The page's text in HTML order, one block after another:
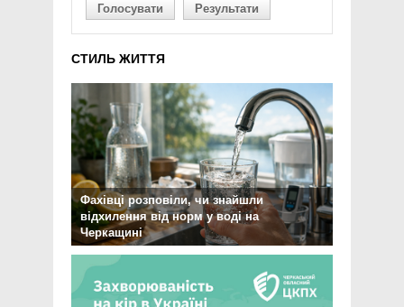
Голосувати Результати
СТИЛЬ ЖИТТЯ
Фахівці розповіли, чи знайшли
відхилення від норм у воді на
Черкащині